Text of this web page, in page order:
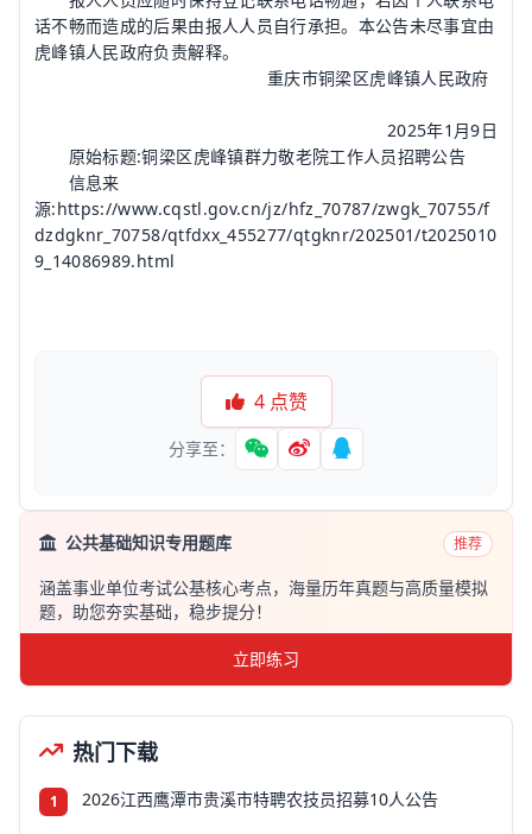
话不畅而造成的后果由报人人员自行承担。本公告未尽事宜由
虎峰镇人民政府负责解释。
重庆市铜梁区虎峰镇人民政府
2025年1月9日
原始标题:铜梁区虎峰镇群力敬老院工作人员招聘公告
信息来
源:https://www.cqstl.gov.cn/jz/hfz_70787/zwgk_70755/f
dzdgknr_70758/qtfdxx_455277/qtgknr/202501/t2025010
9_14086989.html
4 点赞
分享至：
公共基础知识专用题库 推荐
涵盖事业单位考试公基核心考点，海量历年真题与高质量模拟
题，助您夯实基础，稳步提分！
立即练习
热门下载
1 2026江西鹰潭市贵溪市特聘农技员招募10人公告